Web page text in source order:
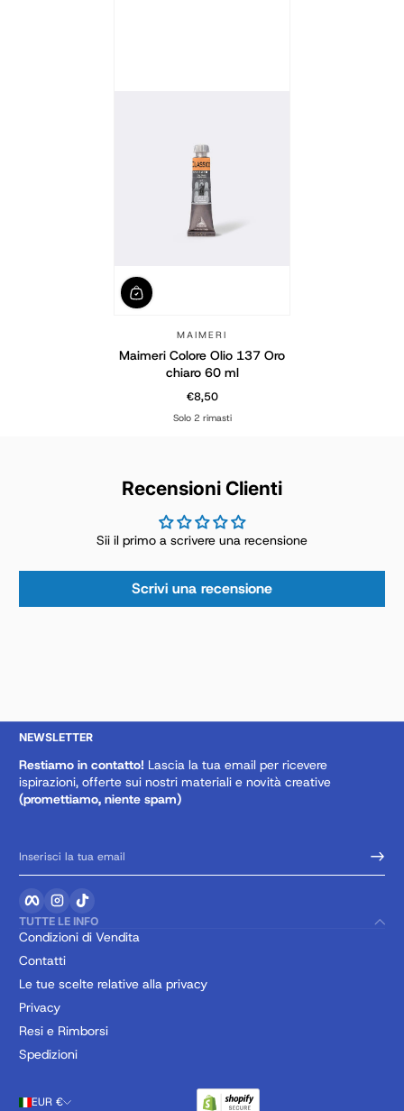
MAIMERI
Maimeri Colore Olio 137 Oro
chiaro 60 ml
Prezzo normale
€8,50
Solo 2 rimasti
Recensioni Clienti
Sii il primo a scrivere una recensione
Scrivi una recensione
NEWSLETTER
Restiamo in contatto! Lascia la tua email per ricevere
ispirazioni, offerte sui nostri materiali e novità creative
(promettiamo, niente spam)
Inserisci la tua email
FacebookInstagram
TUTTE LE INFO
Condizioni di Vendita
Contatti
Le tue scelte relative alla privacy
Privacy
Resi e Rimborsi
Spedizioni
EUR €